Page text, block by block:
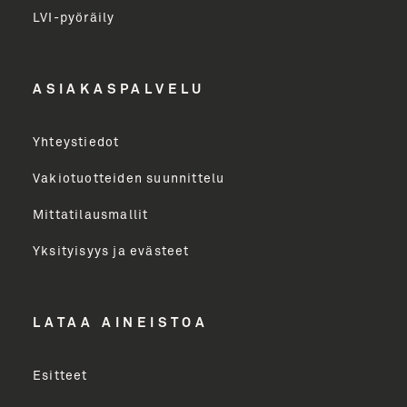
Etunimi
Yritys
LÄHETÄ
LVI-pyöräily
ASIAKASPALVELU
Yhteystiedot
Vakiotuotteiden suunnittelu
Mittatilausmallit
Yksityisyys ja evästeet
LATAA AINEISTOA
Esitteet